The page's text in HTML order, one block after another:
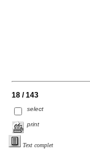
18 / 143
select
print
Text complet